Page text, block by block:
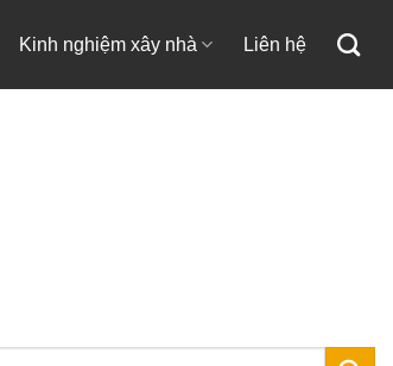
Kinh nghiệm xây nhà Liên hệ